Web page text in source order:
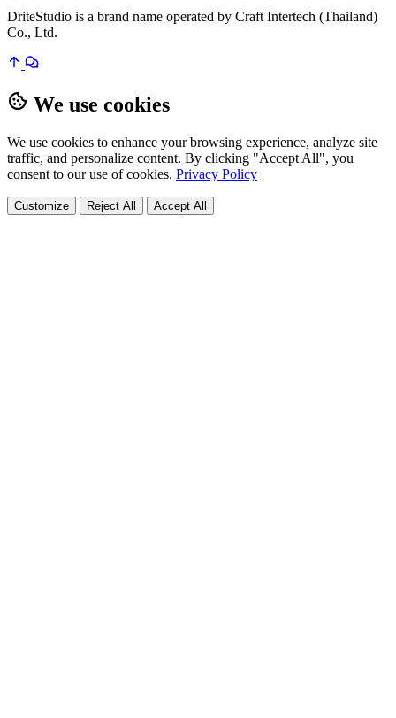
DriteStudio is a brand name operated by Craft Intertech (Thailand)
Co., Ltd.
We use cookies
We use cookies to enhance your browsing experience, analyze site
traffic, and personalize content. By clicking "Accept All", you
consent to our use of cookies. Privacy Policy
Customize Reject All Accept All